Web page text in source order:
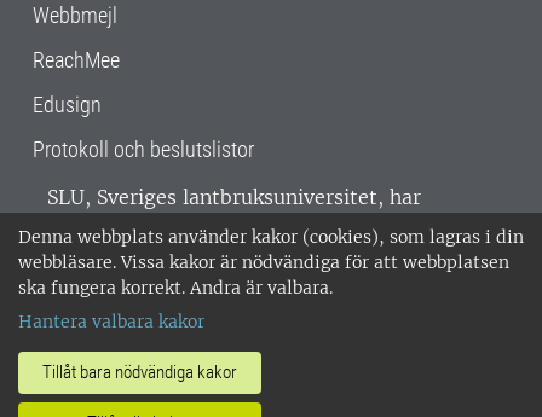
Denna webbplats använder kakor (cookies), som lagras i din
webbläsare. Vissa kakor är nödvändiga för att webbplatsen
ska fungera korrekt. Andra är valbara.
Hantera valbara kakor
Tillåt bara nödvändiga kakor
Webbmejl
ReachMee
Edusign
Protokoll och beslutslistor
SLU, Sveriges lantbruksuniversitet, har
verksamhet över hela Sverige. Huvudorter är
Alnarp, Uppsala och Umeå.SLU är
miljöcertifierat enligt ISO 14001. •
018-67 10 00 • Org nr: 202100-2817 •
Om SLU:s webbplatser
•Hantera kakor•Behandling av